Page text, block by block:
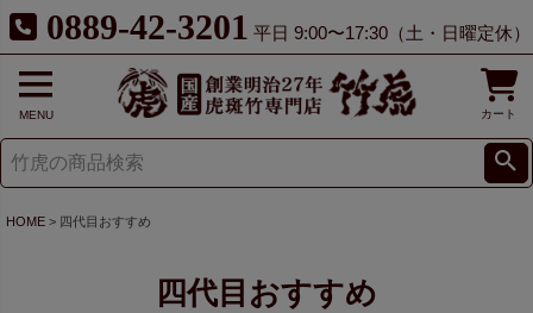
0889-42-3201 平日 9:00〜17:30（土・日曜定休）
MENU カート
HOME 四代目おすすめ
四代目おすすめ